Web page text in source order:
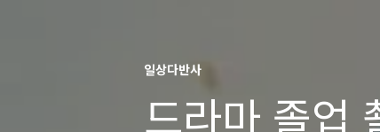
일상다반사
드라마 졸업